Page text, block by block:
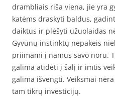
drambliais riša viena, jie yra
katėms draskyti baldus,
daiktus ir plėšyti užuolaidas
Gyvūnų instinktų nepakeis
priimami į namus savo noru.
galima atidėti į šalį ir imtis
galima išvengti. Veiksmai
tam tikrų investicijų.